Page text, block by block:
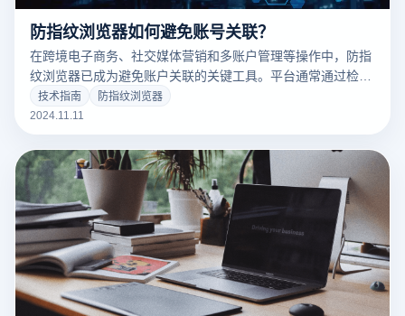
防指纹浏览器如何避免账号关联？
在跨境电子商务、社交媒体营销和多账户管理等操作中，防指
纹浏览器已成为避免账户关联的关键工具。平台通常通过检测
设备指纹、IP地址、Cookie数据等信息来识别账户环境，如果
多个账户的数据高度相似，平台很可能将其视为关联账户，从
览器指纹和网络环境，使每个账户的登录环境保持独立，避免
因指纹相似被检测出关联。使用防指纹浏览器可以有效提升多
账户管理的安全性，降低关联风险，为运营提供更稳固的技术
保障。
技术指南
防指纹浏览器
2024.11.11